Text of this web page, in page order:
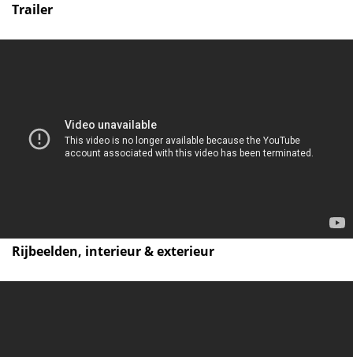
Trailer
Rijbeelden, interieur & exterieur